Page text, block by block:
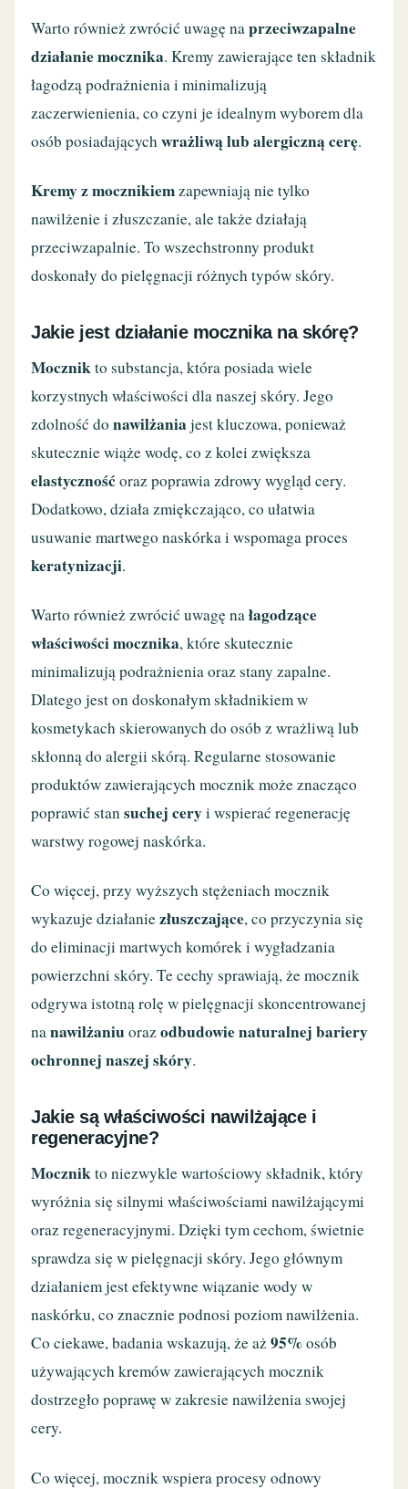
Warto również zwrócić uwagę naprzeciwzapalne
działanie mocznika. Kremy zawierające ten składnik
łagodzą podrażnienia i minimalizują
zaczerwienienia, co czyni je idealnym wyborem dla
osób posiadającychwrażliwą lub alergiczną cerę.
Kremy z mocznikiemzapewniają nie tylko
nawilżenie i złuszczanie, ale także działają
przeciwzapalnie. To wszechstronny produkt
doskonały do pielęgnacji różnych typów skóry.
Jakie jest działanie mocznika na skórę?
Mocznikto substancja, która posiada wiele
korzystnych właściwości dla naszej skóry. Jego
zdolność donawilżania jest kluczowa, ponieważ
skutecznie wiąże wodę, co z kolei zwiększa
elastycznośćoraz poprawia zdrowy wygląd cery.
Dodatkowo, działa zmiękczająco, co ułatwia
usuwanie martwego naskórka i wspomaga proces
keratynizacji.
Warto również zwrócić uwagę nałagodzące
właściwości mocznika, które skutecznie
minimalizują podrażnienia oraz stany zapalne.
Dlatego jest on doskonałym składnikiem w
kosmetykach skierowanych do osób z wrażliwą lub
skłonną do alergii skórą. Regularne stosowanie
produktów zawierających mocznik może znacząco
poprawić stansuchej ceryi wspierać regenerację
warstwy rogowej naskórka.
Co więcej, przy wyższych stężeniach mocznik
wykazuje działaniezłuszczające, co przyczynia się
do eliminacji martwych komórek i wygładzania
powierzchni skóry. Te cechy sprawiają, że mocznik
odgrywa istotną rolę w pielęgnacji skoncentrowanej
nanawilżaniuorazodbudowie naturalnej bariery
ochronnej naszej skóry.
Jakie są właściwości nawilżające i
regeneracyjne?
Mocznikto niezwykle wartościowy składnik, który
wyróżnia się silnymi właściwościami nawilżającymi
oraz regeneracyjnymi. Dzięki tym cechom, świetnie
sprawdza się w pielęgnacji skóry. Jego głównym
działaniem jest efektywne wiązanie wody w
naskórku, co znacznie podnosi poziom nawilżenia.
Co ciekawe, badania wskazują, że aż95%osób
używających kremów zawierających mocznik
dostrzegło poprawę w zakresie nawilżenia swojej
cery.
Co więcej, mocznik wspiera procesy odnowy